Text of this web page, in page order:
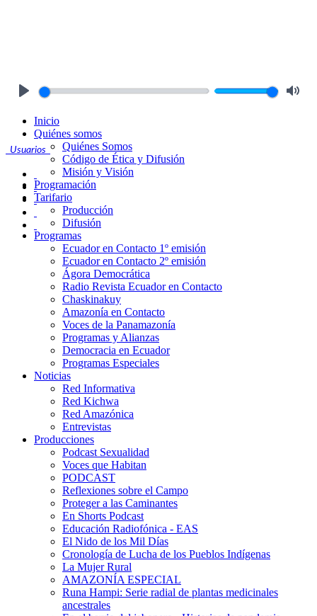
Usuarios
Inicio
Quiénes somos
Quiénes Somos
Código de Ética y Difusión
Misión y Visión
Programación
Tarifario
Producción
Difusión
Programas
Ecuador en Contacto 1º emisión
Ecuador en Contacto 2º emisión
Ágora Democrática
Radio Revista Ecuador en Contacto
Chaskinakuy
Amazonía en Contacto
Voces de la Panamazonía
Programas y Alianzas
Democracia en Ecuador
Programas Especiales
Noticias
Red Informativa
Red Kichwa
Red Amazónica
Entrevistas
Producciones
Podcast Sexualidad
Voces que Habitan
PODCAST
Reflexiones sobre el Campo
Proteger a las Caminantes
En Shorts Podcast
Educación Radiofónica - EAS
El Nido de los Mil Días
Cronología de Lucha de los Pueblos Indígenas
La Mujer Rural
AMAZONÍA ESPECIAL
Runa Hampi: Serie radial de plantas medicinales
ancestrales